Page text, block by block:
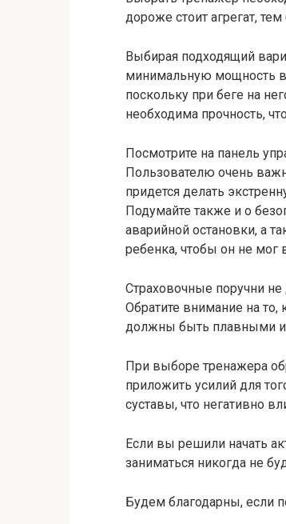
дороже стоит агрегат,
Выбирая подходящий
минимальную мощность в
поскольку при беге на
необходима прочность,
Посмотрите на панель
Пользователю очень
придется делать
Подумайте также и о
аварийной остановки, а
ребенка, чтобы он не мог
Страховочные поручни
Обратите внимание на то,
должны быть плавными и
При выборе тренажера
приложить усилий для
суставы, что негативно
Если вы решили начать
заниматься никогда не
Будем благодарны, если